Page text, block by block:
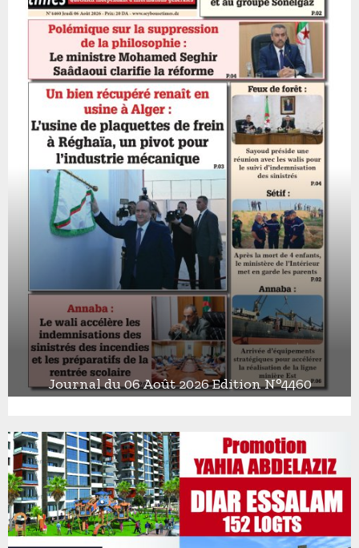
u
r
n
a
l
d
u
Journal du 06 Août 2026 Edition N°4460